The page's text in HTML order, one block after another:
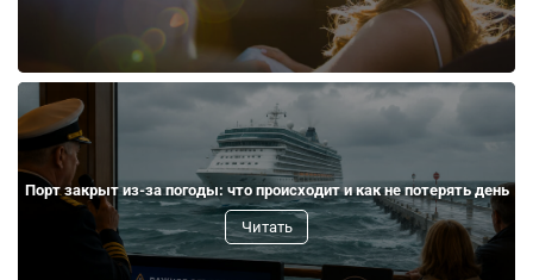
Порт закрыт из-за погоды: что происходит и как не потерять день
Читать